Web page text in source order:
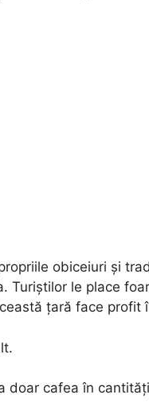
obiceiuri și
Turiştilor le place
ţară face profit
doar cafea în